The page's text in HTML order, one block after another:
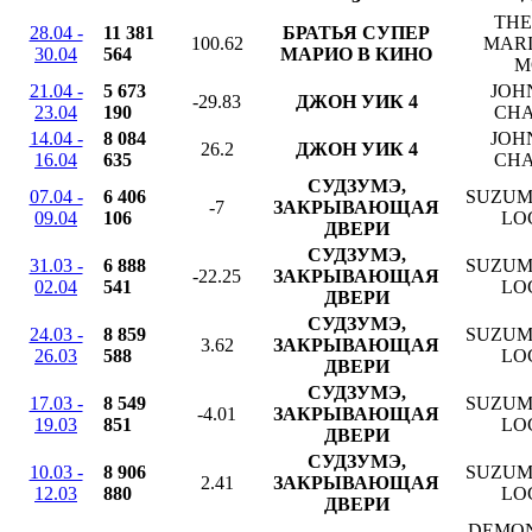
28.04 -
30.04
11 381
564
100.62
БРАТЬЯ СУПЕР
МАРИО В КИНО
21.04 -
23.04
5 673
190
-29.83 ДЖОН УИК 4
14.04 -
16.04
8 084
635
26.2 ДЖОН УИК 4
07.04 -
09.04
6 406
106
-7
СУДЗУМЭ,
ЗАКРЫВАЮЩАЯ
ДВЕРИ
31.03 -
02.04
6 888
541
-22.25
СУДЗУМЭ,
ЗАКРЫВАЮЩАЯ
ДВЕРИ
24.03 -
26.03
8 859
588
3.62
СУДЗУМЭ,
ЗАКРЫВАЮЩАЯ
ДВЕРИ
17.03 -
19.03
8 549
851
-4.01
СУДЗУМЭ,
ЗАКРЫВАЮЩАЯ
ДВЕРИ
10.03 -
12.03
8 906
880
2.41
СУДЗУМЭ,
ЗАКРЫВАЮЩАЯ
ДВЕРИ